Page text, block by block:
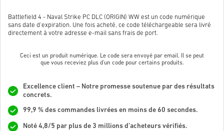
Battlefield 4 - Naval Strike PC DLC (ORIGIN) WW est un code numérique
sans date d'expiration. Une fois acheté, ce code téléchargeable sera livré
directement à votre adresse e-mail sans frais de port.
Ceci est un produit numérique. Le code sera envoyé par email. Il se peut
que vous receviez plus d'un code pour certains produits.
Excellence client – Notre promesse soutenue par des résultats
concrets.
99,9 % des commandes livrées en moins de 60 secondes.
Noté 4,8/5 par plus de 3 millions d’acheteurs vérifiés.